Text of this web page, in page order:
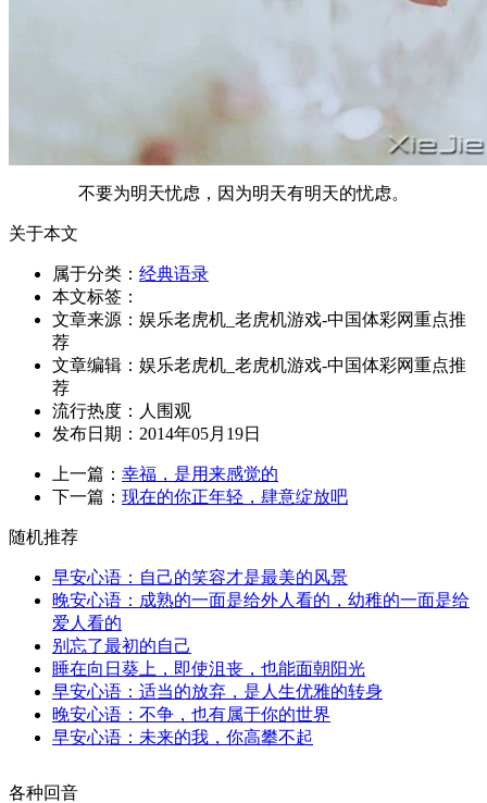
不要为明天忧虑，因为明天有明天的忧虑。
关于本文
属于分类： 经典语录
本文标签：
文章来源：娱乐老虎机_老虎机游戏-中国体彩网重点推
荐
文章编辑：娱乐老虎机_老虎机游戏-中国体彩网重点推
荐
流行热度： 人围观
发布日期：2014年05月19日
上一篇： 幸福，是用来感觉的
下一篇： 现在的你正年轻，肆意绽放吧
随机推荐
早安心语：自己的笑容才是最美的风景
晚安心语：成熟的一面是给外人看的，幼稚的一面是给
爱人看的
别忘了最初的自己
睡在向日葵上，即使沮丧，也能面朝阳光
早安心语：适当的放弃，是人生优雅的转身
晚安心语：不争，也有属于你的世界
早安心语：未来的我，你高攀不起
各种回音